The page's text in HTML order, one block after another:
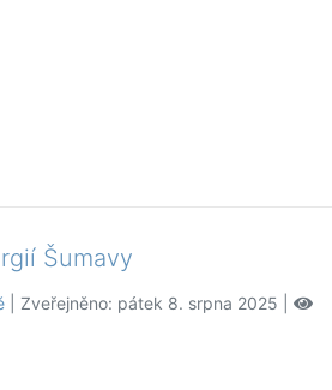
Šumavy
| Zveřejněno: pátek 8. srpna 2025 |